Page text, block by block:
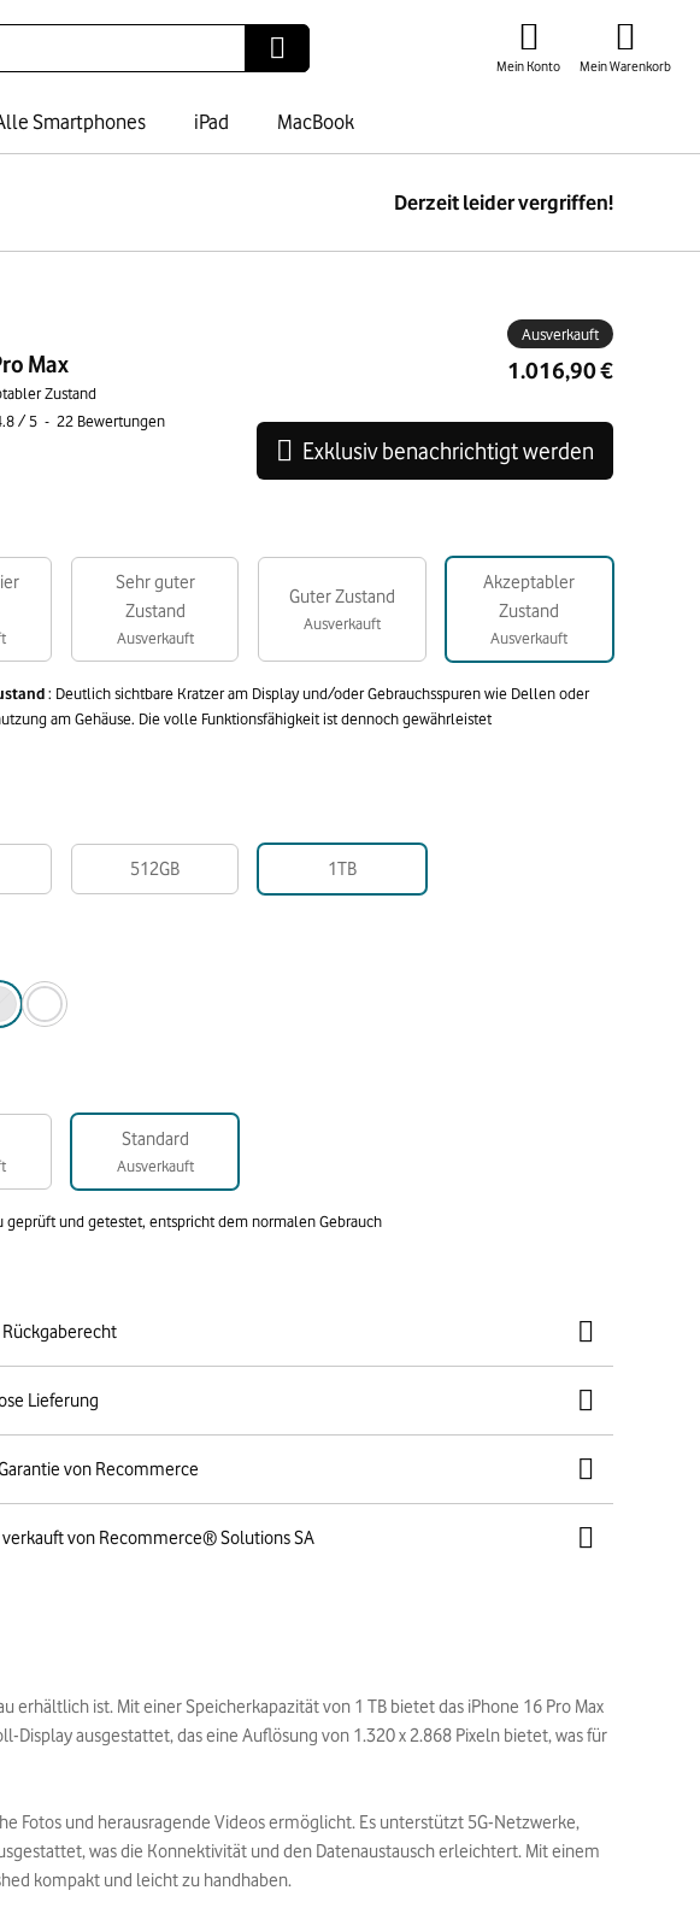
Mein Konto Mein Warenkorb
Smartphones iPad MacBook
Derzeit leider vergriffen!
Max
Zustand
/ 5 - 22 Bewertungen
Ausverkauft
1.016,90 €
Exklusiv benachrichtigt werden
Sehr guter
Zustand
Ausverkauft
Guter Zustand
Ausverkauft
Akzeptabler
Zustand
Ausverkauft
: Deutlich sichtbare Kratzer am Display und/oder Gebrauchsspuren wie Dellen oder
am Gehäuse. Die volle Funktionsfähigkeit ist dennoch gewährleistet
512GB 1TB
Standard
Ausverkauft
geprüft und getestet, entspricht dem normalen Gebrauch
Rückgaberecht
Lieferung
von Recommerce
von Recommerce® Solutions SA
erhältlich ist. Mit einer Speicherkapazität von 1 TB bietet das iPhone 16 Pro Max
ausgestattet, das eine Auflösung von 1.320 x 2.868 Pixeln bietet, was für
Fotos und herausragende Videos ermöglicht. Es unterstützt 5G-Netzwerke,
was die Konnektivität und den Datenaustausch erleichtert. Mit einem
kompakt und leicht zu handhaben.